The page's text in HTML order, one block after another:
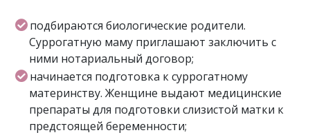
подбираются биологические родители.
Суррогатную маму приглашают заключить с
ними нотариальный договор;
начинается подготовка к суррогатному
материнству. Женщине выдают медицинские
препараты для подготовки слизистой матки к
предстоящей беременности;